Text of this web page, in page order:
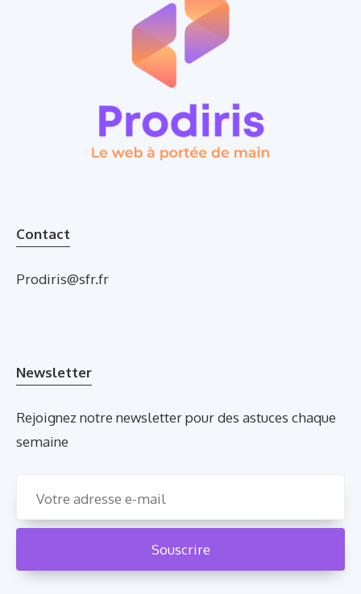
Contact
Prodiris@sfr.fr
Newsletter
Rejoignez notre newsletter pour des astuces chaque
semaine